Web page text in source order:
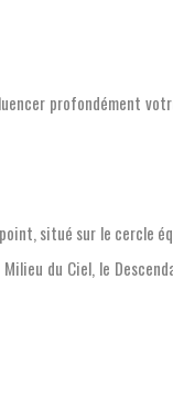
situé sur le cercle
du Ciel, le